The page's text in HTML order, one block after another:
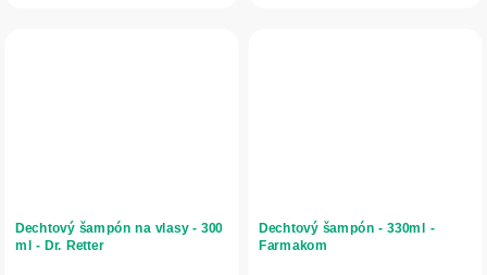
Dechtový šampón na vlasy - 300
ml - Dr. Retter
Dechtový šampón - 330ml -
Farmakom